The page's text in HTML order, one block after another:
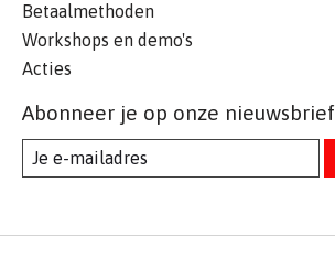
Betaalmethoden
Workshops en demo's
Acties
Abonneer je op onze nieuwsbrief